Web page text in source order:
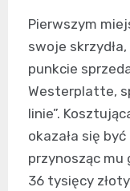
Pierwszym
swoje
punkcie
Westerplatte,
linie”.
okazała się
przynosząc mu
36 tysięcy